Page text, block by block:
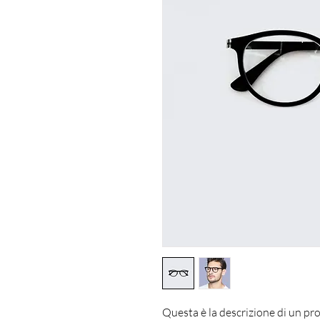
Questa è la descrizione di un